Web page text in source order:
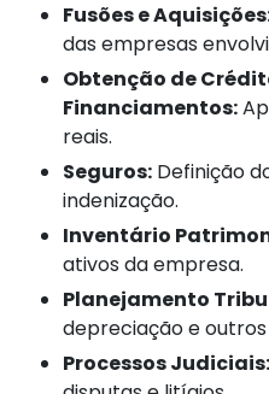
Fusões e
das empresas
Obtenção de
Financiamentos:
reais.
Seguros: Definição
indenização.
Inventário
ativos da empresa.
Planejamento
depreciação e
Processos Judiciais: